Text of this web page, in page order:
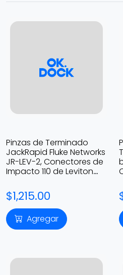
Pinzas de Terminado
JackRapid Fluke Networks
JR-LEV-2, Conectores de
Impacto 110 de Leviton
$1,215.00
Agregar